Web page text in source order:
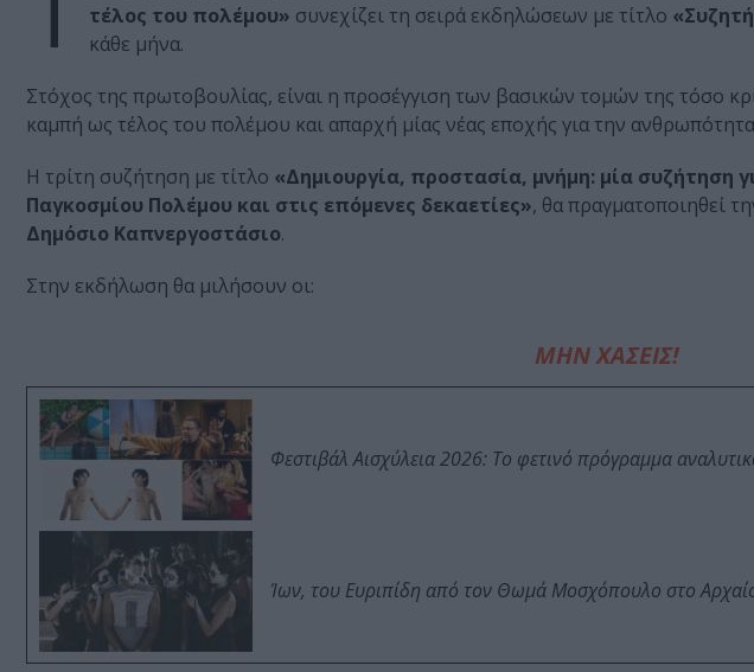
τέλος του πολέμου» συνεχίζει τη σειρά εκδηλώσεων με τίτλο
κάθε μήνα.
Στόχος της πρωτοβουλίας, είναι η προσέγγιση των βασικών τομών της τόσο
καμπή ως τέλος του πολέμου και απαρχή μίας νέας εποχής για την
Η τρίτη συζήτηση με τίτλο «Δημιουργία, προστασία, μνήμη: μία συζήτηση
Παγκοσμίου Πολέμου και στις επόμενες δεκαετίες», θα πραγματοποιηθεί
Δημόσιο Καπνεργοστάσιο.
Στην εκδήλωση θα μιλήσουν οι:
ΜΗΝ ΧΑΣΕΙΣ!
Φεστιβάλ Αισχύλεια 2026: Το φετινό πρόγραμμα
Ίων, του Ευριπίδη από τον Θωμά Μοσχόπουλο στο